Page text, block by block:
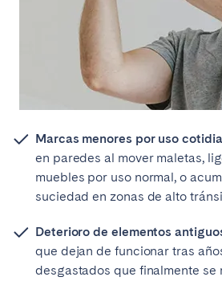
Marcas menores por uso
en paredes al mover maletas,
muebles por uso normal, o
suciedad en zonas de alto
Deterioro de elementos
que dejan de funcionar tras
desgastados que finalmente se